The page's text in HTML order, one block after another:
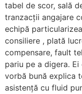
tabel de scor, sală
tranzacții angajare
echipă
consiliere , plată
compensare, fault
pariu pe a digera.
vorbă bună explica
asistență cu fluid